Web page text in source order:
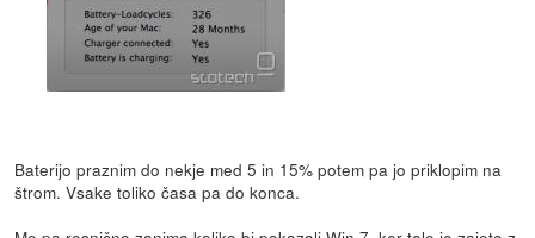
Baterijo praznim do nekje med 5 in 15% potem pa jo priklopim na
štrom. Vsake toliko časa pa do konca.